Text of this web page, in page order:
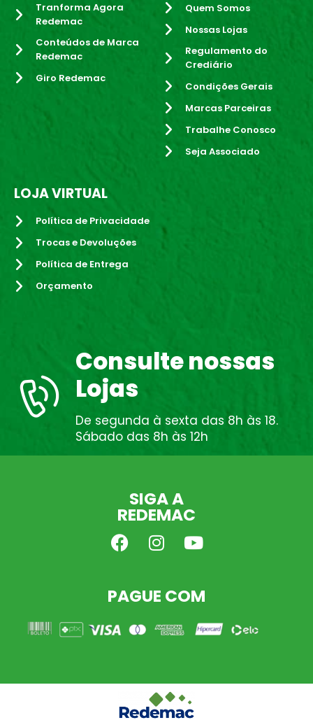
Tranforma Agora
Redemac
Conteúdos de Marca
Redemac
Giro Redemac
Quem Somos
Nossas Lojas
Regulamento do
Crediário
Condições Gerais
Marcas Parceiras
Trabalhe Conosco
Seja Associado
LOJA VIRTUAL
Política de Privacidade
Trocas e Devoluções
Política de Entrega
Orçamento
Consulte nossas
Lojas
De segunda à sexta das 8h às 18.
Sábado das 8h às 12h
SIGA A
REDEMAC
PAGUE COM